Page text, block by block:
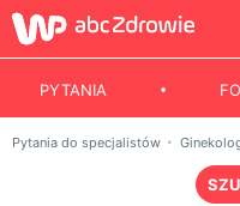
PYTANIA
Pytania do specjalistów